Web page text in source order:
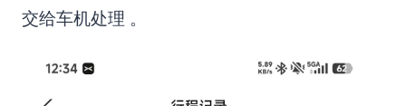
交给车机处理 。